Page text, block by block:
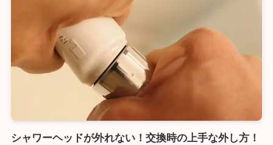
シャワーヘッドが外れない！交換時の上手な外し方！